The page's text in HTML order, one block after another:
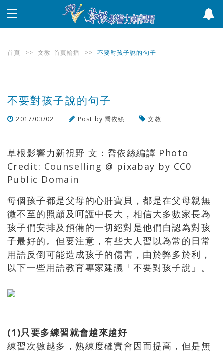
首頁 >> 文教 首頁輪播 >> 不要對孩子說的句子
不要對孩子說的句子
2017/03/02 Post by喬依絲
文教
草根影響力新視野 文：喬依絲編譯 Photo
Credit: Counselling @ pixabay by CC0
Public Domain
每個孩子都是父母的心肝寶貝，都是在父母親無
微不至的照顧及呵護中長大，相信大多數家長為
孩子們安排及預備的一切絕對是他們自認為對孩
子最好的。但要注意，有些大人習以為常的日常
用語反倒可能造成孩子的傷害，由於弊多於利，
以下一些用語教育專家建議「不要對孩子說」。
(1)只要多練習就會越來越好
練習次數越多，熟練度確實會因而提高，但是無